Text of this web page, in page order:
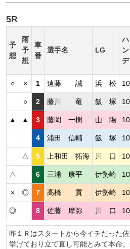
5R
予
想
雨
予
想
車
番
選手名 LG
ハ
ン
デ
○ × 1 遠藤 誠 浜 松 10
○ 2 藤川 竜 飯 塚 10
▲ ▲ 3 藤岡 一樹 山 陽 10
4 浦田 信輔 飯 塚 10
△ 5 上和田 拓海 川 口 10
△ 6 三浦 康平 伊勢崎 10
× ◎ 7 高橋 貢 伊勢崎 10
◎ 8 佐藤 摩弥 川 口 10
昨１Ｒはスタートから今イチだった
挙げており立て直し可能とみて本命